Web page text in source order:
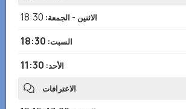
الاثنين - الجمعة:
18:30
السبت:
18:30
الأحد:
11:30
الاعترافات